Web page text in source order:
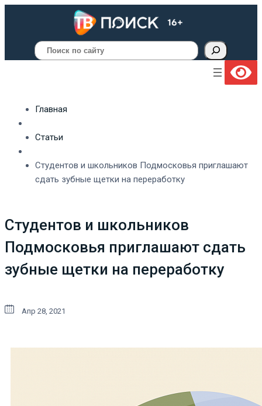
Поиск
Главная
Статьи
Студентов и школьников Подмосковья приглашают
сдать зубные щетки на переработку
Студентов и школьников
Подмосковья приглашают сдать
зубные щетки на переработку
Апр 28, 2021